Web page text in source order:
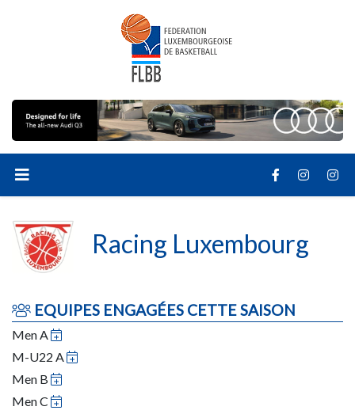
Racing Luxembourg
EQUIPES ENGAGÉES CETTE SAISON
Men A
M-U22 A
Men B
Men C